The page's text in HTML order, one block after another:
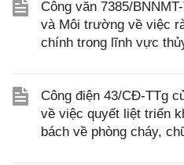
Công văn 7385/
và Môi trường về việc
chính trong lĩnh vực
Công điện 43/CĐ-TTg
về việc quyết liệt triển
bách về phòng cháy,